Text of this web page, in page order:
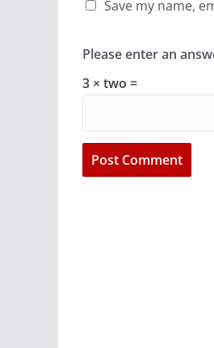
Save my name,
Please enter an
3 × two =